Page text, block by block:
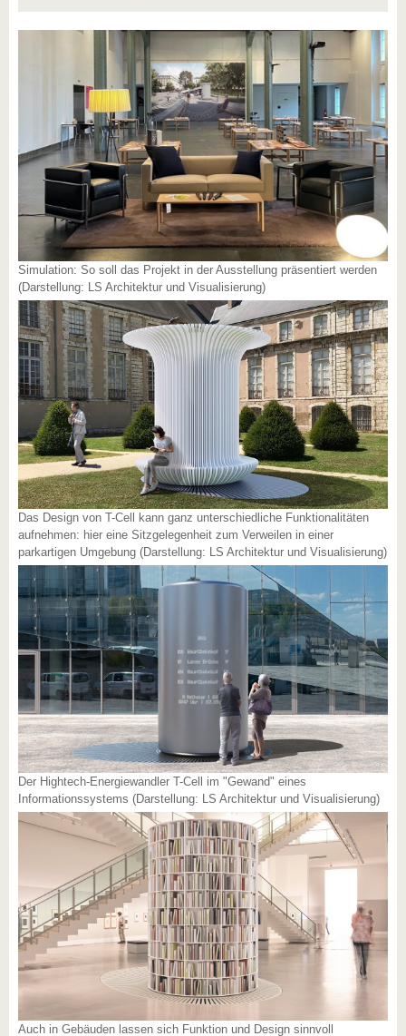
Simulation: So soll das Projekt in der Ausstellung präsentiert werden
(Darstellung: LS Architektur und Visualisierung)
Das Design von T-Cell kann ganz unterschiedliche Funktionalitäten
aufnehmen: hier eine Sitzgelegenheit zum Verweilen in einer
parkartigen Umgebung (Darstellung: LS Architektur und Visualisierung)
Der Hightech-Energiewandler T-Cell im "Gewand" eines
Informationssystems (Darstellung: LS Architektur und Visualisierung)
Auch in Gebäuden lassen sich Funktion und Design sinnvoll